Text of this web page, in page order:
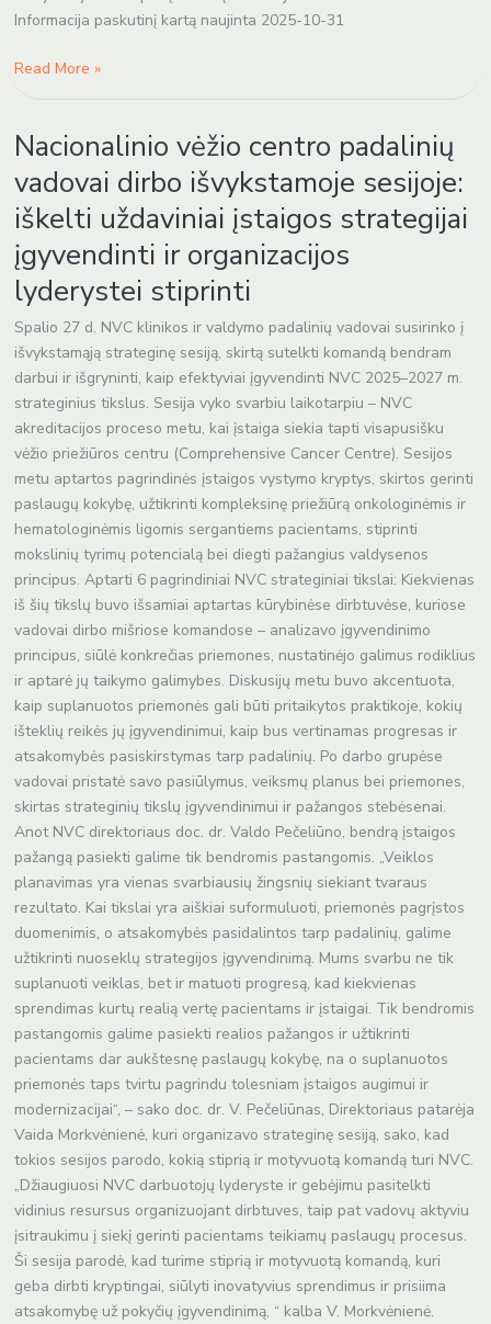
Informacija paskutinį kartą naujinta 2025-10-31
Read More »
Nacionalinio vėžio centro padalinių
vadovai dirbo išvykstamoje sesijoje:
iškelti uždaviniai įstaigos strategijai
įgyvendinti ir organizacijos
lyderystei stiprinti
Spalio 27 d. NVC klinikos ir valdymo padalinių vadovai susirinko į
išvykstamąją strateginę sesiją, skirtą sutelkti komandą bendram
darbui ir išgryninti, kaip efektyviai įgyvendinti NVC 2025–2027 m.
strateginius tikslus. Sesija vyko svarbiu laikotarpiu – NVC
akreditacijos proceso metu, kai įstaiga siekia tapti visapusišku
vėžio priežiūros centru (Comprehensive Cancer Centre). Sesijos
metu aptartos pagrindinės įstaigos vystymo kryptys, skirtos gerinti
paslaugų kokybę, užtikrinti kompleksinę priežiūrą onkologinėmis ir
hematologinėmis ligomis sergantiems pacientams, stiprinti
mokslinių tyrimų potencialą bei diegti pažangius valdysenos
principus. Aptarti 6 pagrindiniai NVC strateginiai tikslai: Kiekvienas
iš šių tikslų buvo išsamiai aptartas kūrybinėse dirbtuvėse, kuriose
vadovai dirbo mišriose komandose – analizavo įgyvendinimo
principus, siūlė konkrečias priemones, nustatinėjo galimus rodiklius
ir aptarė jų taikymo galimybes. Diskusijų metu buvo akcentuota,
kaip suplanuotos priemonės gali būti pritaikytos praktikoje, kokių
išteklių reikės jų įgyvendinimui, kaip bus vertinamas progresas ir
atsakomybės pasiskirstymas tarp padalinių. Po darbo grupėse
vadovai pristatė savo pasiūlymus, veiksmų planus bei priemones,
skirtas strateginių tikslų įgyvendinimui ir pažangos stebėsenai.
Anot NVC direktoriaus doc. dr. Valdo Pečeliūno, bendrą įstaigos
pažangą pasiekti galime tik bendromis pastangomis. „Veiklos
planavimas yra vienas svarbiausių žingsnių siekiant tvaraus
rezultato. Kai tikslai yra aiškiai suformuluoti, priemonės pagrįstos
duomenimis, o atsakomybės pasidalintos tarp padalinių, galime
užtikrinti nuoseklų strategijos įgyvendinimą. Mums svarbu ne tik
suplanuoti veiklas, bet ir matuoti progresą, kad kiekvienas
sprendimas kurtų realią vertę pacientams ir įstaigai. Tik bendromis
pastangomis galime pasiekti realios pažangos ir užtikrinti
pacientams dar aukštesnę paslaugų kokybę, na o suplanuotos
priemonės taps tvirtu pagrindu tolesniam įstaigos augimui ir
modernizacijai“, – sako doc. dr. V. Pečeliūnas, Direktoriaus patarėja
Vaida Morkvėnienė, kuri organizavo strateginę sesiją, sako, kad
tokios sesijos parodo, kokią stiprią ir motyvuotą komandą turi NVC.
„Džiaugiuosi NVC darbuotojų lyderyste ir gebėjimu pasitelkti
vidinius resursus organizuojant dirbtuves, taip pat vadovų aktyviu
įsitraukimu į siekį gerinti pacientams teikiamų paslaugų procesus.
Ši sesija parodė, kad turime stiprią ir motyvuotą komandą, kuri
geba dirbti kryptingai, siūlyti inovatyvius sprendimus ir prisiima
atsakomybę už pokyčių įgyvendinimą, “ kalba V. Morkvėnienė.
vėžio
centro
padalinių
vadovai
dirbo
išvykstamoje
sesijoje:
iškelti
uždaviniai
įstaigos
strategijai
įgyvendinti
organizacijos
lyderystei
stiprinti